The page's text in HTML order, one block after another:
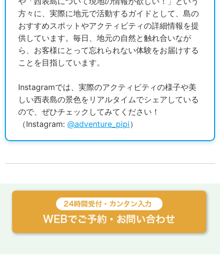
方々に、実際に地元で活動するガイドとして、島の
おすすめスポットやアクティビティの詳細情報を提
供しています。毎日、地元の自然と触れ合いなが
ら、お客様にとって忘れられない体験をお届けする
ことを目指しています。
Instagramでは、実際のアクティビティの様子や美
しい西表島の景色をリアルタイムでシェアしている
ので、ぜひチェックしてみてください！
（Instagram: @adventure_pipi）